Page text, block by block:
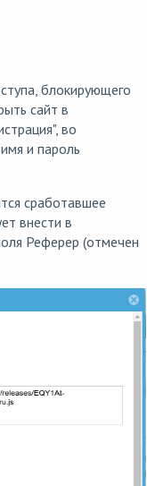
блокирующего
сайт в
во
и пароль
сработавшее
внести в
Реферер (отмечен